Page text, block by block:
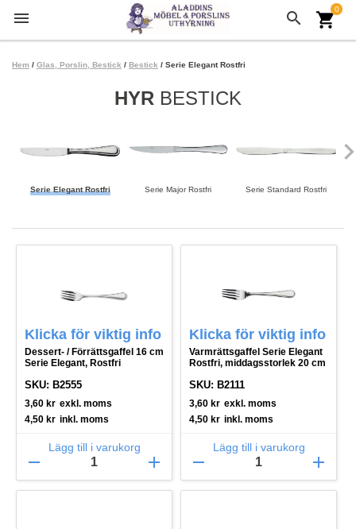
menu search 0
shopping_cart
Hem / Glas, Porslin, Bestick / Bestick / Serie Elegant Rostfri
HYR BESTICK
Serie Elegant Rostfri Serie Major Rostfri Serie Standard Rostfri
Klicka för viktig info
Dessert- / Förrättsgaffel 16 cm
Serie Elegant, Rostfri
SKU: B2555
3,60 kr exkl. moms
4,50 kr inkl. moms
Lägg till i varukorg
remove add
Klicka för viktig info
Varmrättsgaffel Serie Elegant
Rostfri, middagsstorlek 20 cm
SKU: B2111
3,60 kr exkl. moms
4,50 kr inkl. moms
Lägg till i varukorg
remove add